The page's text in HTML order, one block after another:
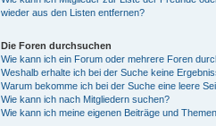
wieder aus den Listen entfernen?
Die Foren durchsuchen
Wie kann ich ein Forum oder mehrere Foren
Weshalb erhalte ich bei der Suche keine
Warum bekomme ich bei der Suche eine leere
Wie kann ich nach Mitgliedern suchen?
Wie kann ich meine eigenen Beiträge und